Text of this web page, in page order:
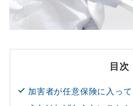
目次
加害者が任意保険に入っ